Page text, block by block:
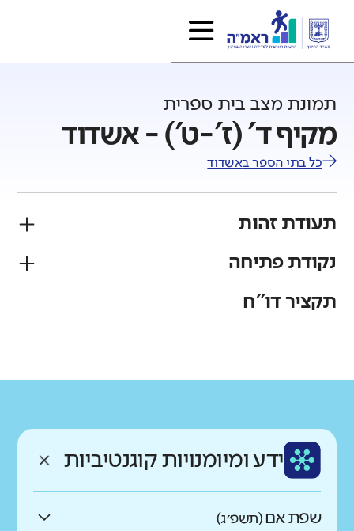
תמונת מצב בית ספרית
מקיף ד' (ז'-ט') - אשדוד
כל בתי הספר באשדוד
תעודת זהות
פיקוח
נקודת פתיחה
רקע חברתי כלכלי
ממוצע תלמידים בכיתה
גבוה נמוך
תקציר דו"ח
ידע ומיומנויות קוגנטיביות
שפת אם(תשפ״ג)